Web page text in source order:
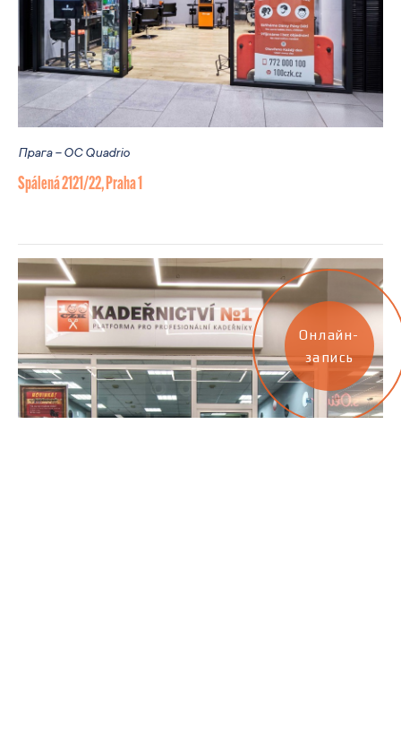
Прага – OC Quadrio
Spálená 2121/22, Praha 1
Онлайн-
запись